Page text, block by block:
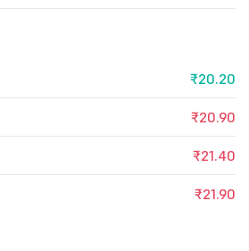
₹20.20
₹20.90
₹21.40
₹21.90